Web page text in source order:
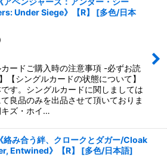
Under Siege》【R】
[多色/日本
カードご購入時の注意事項 -必ずお読
【シングルカードの状態について】
す。シングルカードに関しましては
良品のみを出品させて頂いておりま
ズ・ホイ…
絡み合う絆、クロークとダガー/Cloak
Entwined》【R】
[多色/日本語]